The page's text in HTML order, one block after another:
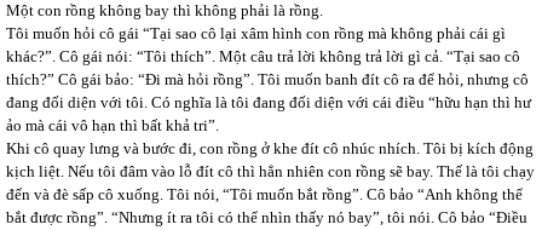
Một con rồng không bay thì không phải là rồng.
Tôi muốn hỏi cô gái “Tại sao cô lại xâm hình con rồng mà không phải cái gì
khác?”. Cô gái nói: “Tôi thích”. Một câu trả lời không trả lời gì cả. “Tại sao cô
thích?” Cô gái bảo: “Đi mà hỏi rồng”. Tôi muốn banh đít cô ra để hỏi, nhưng cô
đang đối diện với tôi. Có nghĩa là tôi đang đối diện với cái điều “hữu hạn thì hư
ảo mà cái vô hạn thì bất khả tri”.
Khi cô quay lưng và bước đi, con rồng ở khe đít cô nhúc nhích. Tôi bị kích động
kịch liệt. Nếu tôi đâm vào lỗ đít cô thì hẳn nhiên con rồng sẽ bay. Thế là tôi chạy
đến và đè sấp cô xuống. Tôi nói, “Tôi muốn bắt rồng”. Cô bảo “Anh không thể
bắt được rồng”. “Nhưng ít ra tôi có thể nhìn thấy nó bay”, tôi nói. Cô bảo “Điều